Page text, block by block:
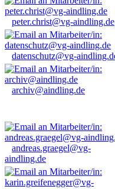
peter.christ@vg-aindling.de
datenschutz@vg-
archiv@aindling.de
andreas.graegel@vg-
aindling.de